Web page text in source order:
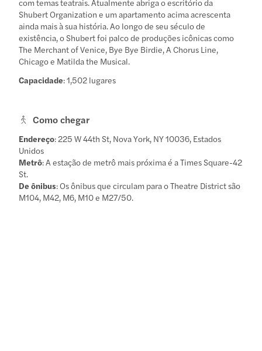
Shubert Organization e um apartamento acima acrescenta
ainda mais à sua história. Ao longo de seu século de
existência, o Shubert foi palco de produções icônicas como
The Merchant of Venice, Bye Bye Birdie, A Chorus Line,
Chicago e Matilda the Musical.
Capacidade: 1,502 lugares
Como chegar
Endereço: 225 W 44th St, Nova York, NY 10036, Estados
Unidos
Metrô: A estação de metrô mais próxima é a Times Square-42
St.
De ônibus: Os ônibus que circulam para o Theatre District são
M104, M42, M6, M10 e M27/50.